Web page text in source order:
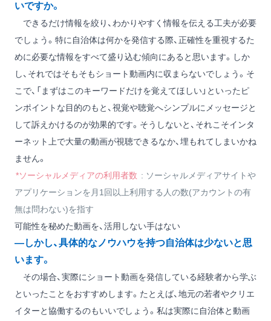
いですか。
できるだけ情報を絞り、わかりやすく情報を伝える工夫が必要
でしょう。特に自治体は何かを発信する際、正確性を重視するた
めに必要な情報をすべて盛り込む傾向にあると思います。しか
し、それではそもそもショート動画内に収まらないでしょう。そ
こで、「まずはこのキーワードだけを覚えてほしい」といったピ
ンポイントな目的のもと、視覚や聴覚へシンプルにメッセージと
して訴えかけるのが効果的です。そうしないと、それこそインタ
ーネット上で大量の動画が視聴できるなか、埋もれてしまいかね
ません。
*ソーシャルメディアの利用者数 : ソーシャルメディアサイトや
アプリケーションを月1回以上利用する人の数(アカウントの有
無は問わない)を指す
可能性を秘めた動画を、活用しない手はない
―しかし、具体的なノウハウを持つ自治体は少ないと思
います。
その場合、実際にショート動画を発信している経験者から学ぶ
といったことをおすすめします。たとえば、地元の若者やクリエ
イターと協働するのもいいでしょう。私は実際に自治体と動画